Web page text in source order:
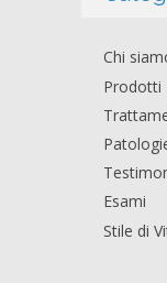
Chi
Prodotti
Esami
Stile di